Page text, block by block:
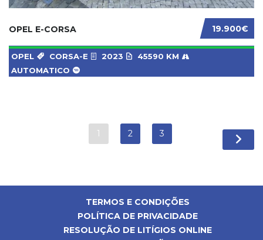
19.900€
OPEL E-CORSA
OPEL CORSA-E 2023
45590 KM
AUTOMATICO
1 2 3
TERMOS E CONDIÇÕES
POLÍTICA DE PRIVACIDADE
RESOLUÇÃO DE LITÍGIOS ONLINE